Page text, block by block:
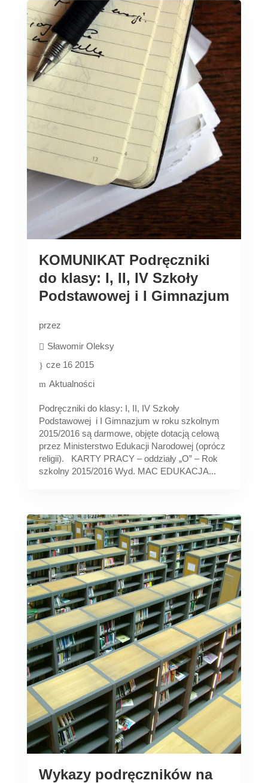
KOMUNIKAT Podręczniki
do klasy: I, II, IV Szkoły
Podstawowej i I Gimnazjum
przez
Sławomir Oleksy
cze 16 2015
Aktualności
Podręczniki do klasy: I, II, IV Szkoły
Podstawowej i I Gimnazjum w roku szkolnym
2015/2016 są darmowe, objęte dotacją celową
przez Ministerstwo Edukacji Narodowej (oprócz
religii). KARTY PRACY – oddziały „O” – Rok
szkolny 2015/2016 Wyd. MAC EDUKACJA...
Wykazy podręczników na